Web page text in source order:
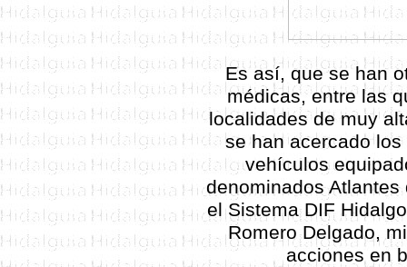
Es así, que se han
médicas, entre las
localidades de muy
se han acercado
vehículos
denominados
el Sistema DIF
Romero Delgado,
acciones en